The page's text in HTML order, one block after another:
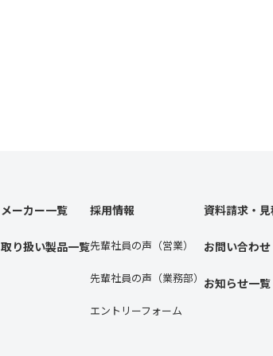
メーカー一覧
取り扱い製品一覧
採用情報
先輩社員の声（営業）
先輩社員の声（業務部）
エントリーフォーム
資料請求・
お問い合わせ
お知らせ一覧